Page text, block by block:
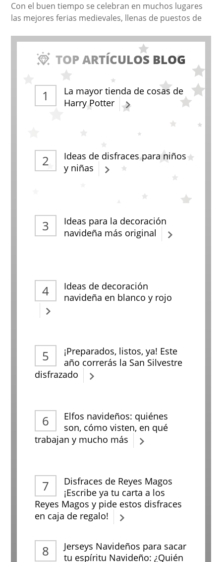
Con el buen tiempo se celebran en muchos lugares
las mejores ferias medievales, llenas de puestos de
TOP ARTÍCULOS BLOG
La mayor tienda de cosas de
Harry Potter
Ideas de disfraces para niños
y niñas
Ideas para la decoración
navideña más original
Ideas de decoración
navideña en blanco y rojo
¡Preparados, listos, ya! Este
año correrás la San Silvestre
disfrazado
Elfos navideños: quiénes
son, cómo visten, en qué
trabajan y mucho más
Disfraces de Reyes Magos
¡Escribe ya tu carta a los
Reyes Magos y pide estos disfraces
en caja de regalo!
Jerseys Navideños para sacar
tu espíritu Navideño: ¿Quién